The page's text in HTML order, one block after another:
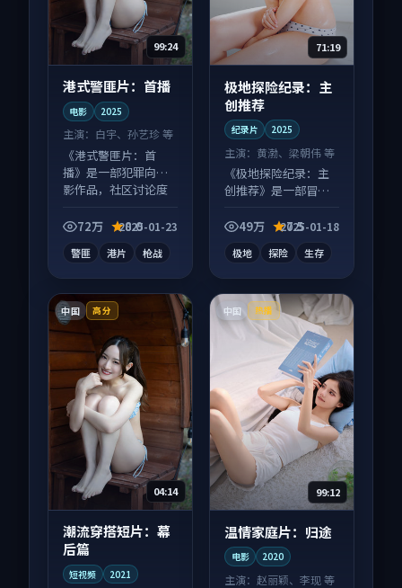
99:24
港式警匪片：首播
电影 2025
主演： 白宇、孙艺珍 等
《港式警匪片：首
播》是一部犯罪向电
影作品，社区讨论度
看。72万 8.0
2025-01-23
警匪 港片 枪战
71:19
极地探险纪录：主
创推荐
纪录片 2025
主演： 黄渤、梁朝伟 等
《极地探险纪录：主
创推荐》是一部冒险
持续发酵，适合周末
49万 7.5
2025-01-18
极地 探险 生存
中国 高分
04:14
潮流穿搭短片：幕
后篇
短视频 2021
中国 热播
99:12
温情家庭片：归途
电影 2020
主演：赵丽颖、李现 等